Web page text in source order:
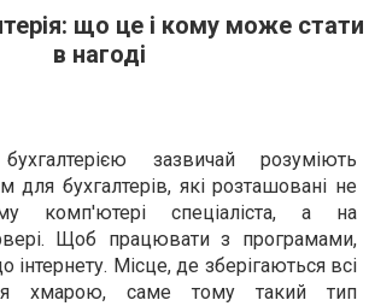
що це і кому може стати
в нагоді
зазвичай розуміють
для бухгалтерів, які розташовані не
комп'ютері спеціаліста, а на
Щоб працювати з програмами,
інтернету. Місце, де зберігаються всі
хмарою, саме тому такий тип